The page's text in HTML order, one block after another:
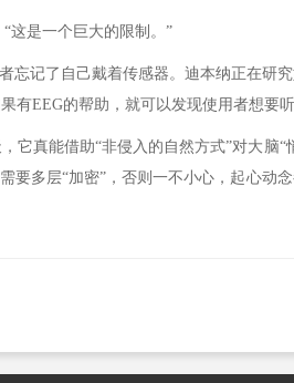
这是一个巨大的限制。”
记了自己戴着传感器。迪本纳正在研
EEG的帮助，就可以发现使用者想要听
真能借助“非侵入的自然方式”对大脑“
要多层“加密”，否则一不小心，起心动